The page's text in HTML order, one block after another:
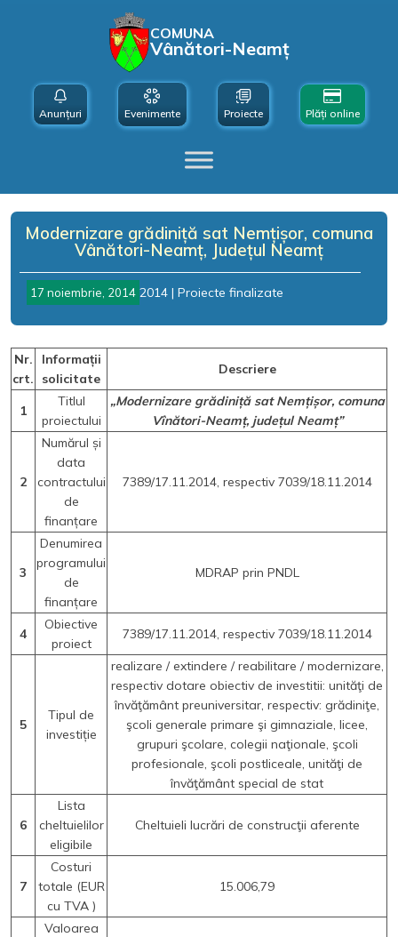
COMUNA
Vânători-Neamț
Anunțuri Evenimente Proiecte Plăți online
Modernizare grădiniță sat Nemțișor, comuna
Vânători-Neamț, Județul Neamț
17 noiembrie, 2014 2014 | Proiecte finalizate
Nr.
crt.
Informații
solicitate
Descriere
1
Titlul
proiectului
„Modernizare grădiniță sat Nemțișor, comuna
Vînători-Neamț, județul Neamț”
2
Numărul și
data
contractului
de
finanțare
7389/17.11.2014, respectiv 7039/18.11.2014
3
Denumirea
programului
de
finanțare
MDRAP prin PNDL
4
Obiective
proiect
7389/17.11.2014, respectiv 7039/18.11.2014
5
Tipul de
investiție
realizare / extindere / reabilitare / modernizare,
respectiv dotare obiectiv de investitii: unităţi de
învăţământ preuniversitar, respectiv: grădiniţe,
şcoli generale primare şi gimnaziale, licee,
grupuri şcolare, colegii naţionale, şcoli
profesionale, şcoli postliceale, unităţi de
învăţământ special de stat
6
Lista
cheltuielilor
eligibile
Cheltuieli lucrări de construcţii aferente
7
Costuri
totale (EUR
cu TVA )
15.006,79
Valoarea